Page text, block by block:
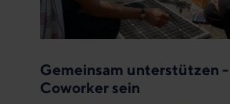
Gemeinsam unterstützen -
Coworker sein